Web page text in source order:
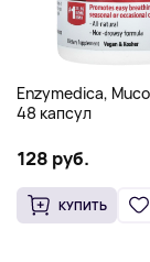
Enzymedica,
48 капсул
128 руб.
КУПИТЬ